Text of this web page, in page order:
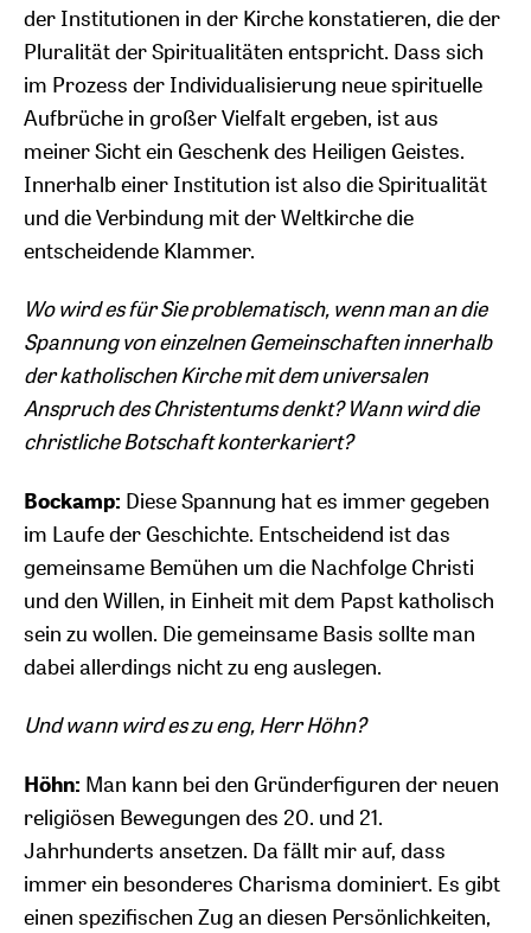
der Institutionen in der Kirche konstatieren, die der
Pluralität der Spiritualitäten entspricht. Dass sich
im Prozess der Individualisierung neue spirituelle
Aufbrüche in großer Vielfalt ergeben, ist aus
meiner Sicht ein Geschenk des Heiligen Geistes.
Innerhalb einer Institution ist also die Spiritualität
und die Verbindung mit der Weltkirche die
entscheidende Klammer.
Wo wird es für Sie problematisch, wenn man an die
Spannung von einzelnen Gemeinschaften innerhalb
der katholischen Kirche mit dem universalen
Anspruch des Christentums denkt? Wann wird die
christliche Botschaft konterkariert?
Bockamp: Diese Spannung hat es immer gegeben
im Laufe der Geschichte. Entscheidend ist das
gemeinsame Bemühen um die Nachfolge Christi
und den Willen, in Einheit mit dem Papst katholisch
sein zu wollen. Die gemeinsame Basis sollte man
dabei allerdings nicht zu eng auslegen.
Und wann wird es zu eng, Herr Höhn?
Höhn: Man kann bei den Gründerfiguren der neuen
religiösen Bewegungen des 20. und 21.
Jahrhunderts ansetzen. Da fällt mir auf, dass
immer ein besonderes Charisma dominiert. Es gibt
einen spezifischen Zug an diesen Persönlichkeiten,